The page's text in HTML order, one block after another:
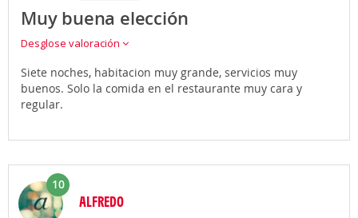
Muy buena elección
Desglose valoración
Siete noches, habitacion muy grande, servicios muy
buenos. Solo la comida en el restaurante muy cara y
regular.
10
ALFREDO